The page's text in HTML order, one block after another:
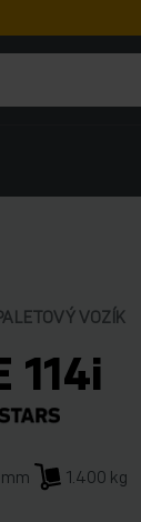
VOZÍK
114i
1.400 kg